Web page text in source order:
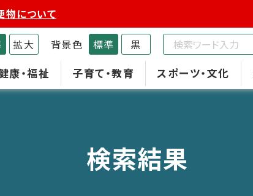
物について
康・福祉 子育て・教育 スポーツ・文化
拡大 背景色 標準 黒
検索結果